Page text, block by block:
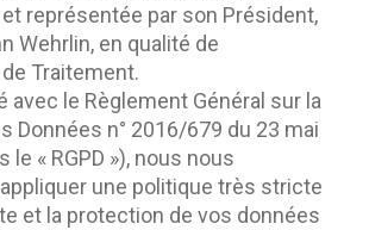
et représentée par son Président,
Wehrlin, en qualité de
avec le Règlement Général sur la
Données n° 2016/679 du 23 mai
le « RGPD »), nous nous
une politique très stricte
et la protection de vos données